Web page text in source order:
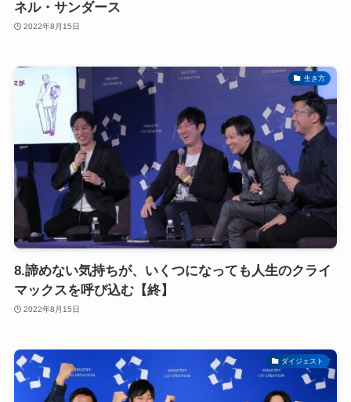
ネル・サンダース
2022年8月15日
生き方
8.諦めない気持ちが、いくつになっても人生のクライ
マックスを呼び込む【終】
2022年8月15日
ダイジェスト